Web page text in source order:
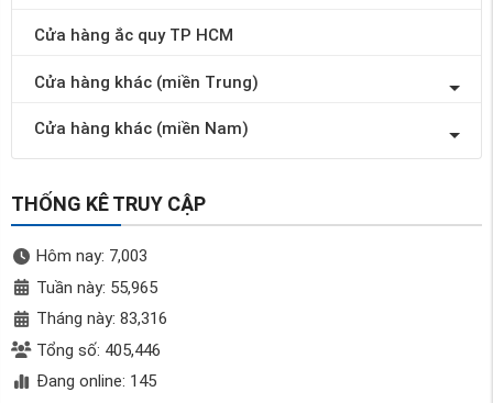
Cửa hàng ắc quy TP HCM
Cửa hàng khác (miền Trung)
Cửa hàng khác (miền Nam)
THỐNG KÊ TRUY CẬP
Hôm nay: 7,003
Tuần này: 55,965
Tháng này: 83,316
Tổng số: 405,446
Đang online: 145